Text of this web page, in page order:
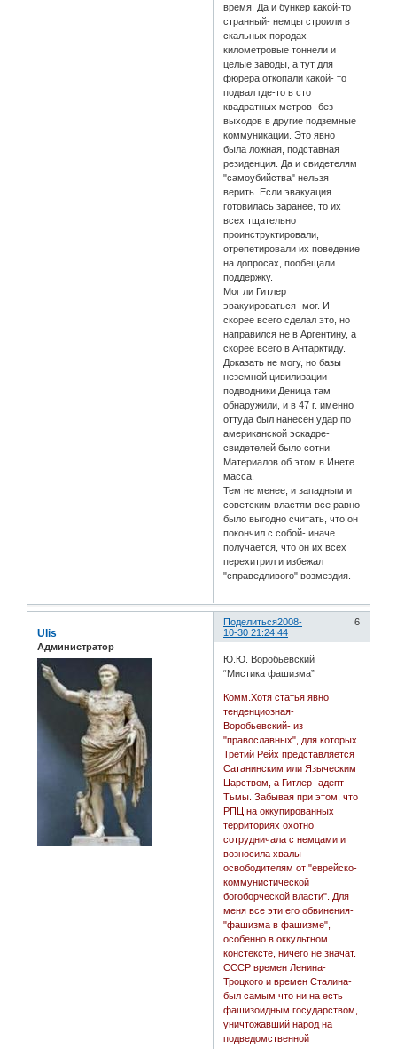
время. Да и бункер какой-то
странный- немцы строили в
скальных породах
километровые тоннели и
целые заводы, а тут для
фюрера откопали какой- то
подвал где-то в сто
квадратных метров- без
выходов в другие подземные
коммуникации. Это явно
была ложная, подставная
резиденция. Да и свидетелям
"самоубийства" нельзя
верить. Если эвакуация
готовилась заранее, то их
всех тщательно
проинструктировали,
отрепетировали их поведение
на допросах, пообещали
поддержку.
Мог ли Гитлер
эвакуироваться- мог. И
скорее всего сделал это, но
направился не в Аргентину, а
скорее всего в Антарктиду.
Доказать не могу, но базы
неземной цивилизации
подводники Деница там
обнаружили, и в 47 г. именно
оттуда был нанесен удар по
американской эскадре-
свидетелей было сотни.
Материалов об этом в Инете
масса.
Тем не менее, и западным и
советским властям все равно
было выгодно считать, что он
покончил с собой- иначе
получается, что он их всех
перехитрил и избежал
"справедливого" возмездия.
Поделиться 6
2008-
10-30 21:24:44
Ulis
Администратор
Ю.Ю. Воробьевский
“Мистика фашизма”
Комм.Хотя статья явно
тенденциозная-
Воробьевский- из
"православных", для которых
Третий Рейх представляется
Сатанинским или Языческим
Царством, а Гитлер- адепт
Тьмы. Забывая при этом, что
РПЦ на оккупированных
территориях охотно
сотрудничала с немцами и
возносила хвалы
освободителям от "еврейско-
коммунистической
богоборческой власти". Для
меня все эти его обвинения-
"фашизма в фашизме",
особенно в оккультном
констексте, ничего не значат.
СССР времен Ленина-
Троцкого и времен Сталина-
был самым что ни на есть
фашизоидным государством,
уничтожавший народ на
подведомственной